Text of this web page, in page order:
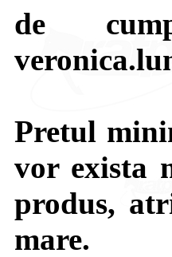
de
Pretul
vor exista
produs,
mare.